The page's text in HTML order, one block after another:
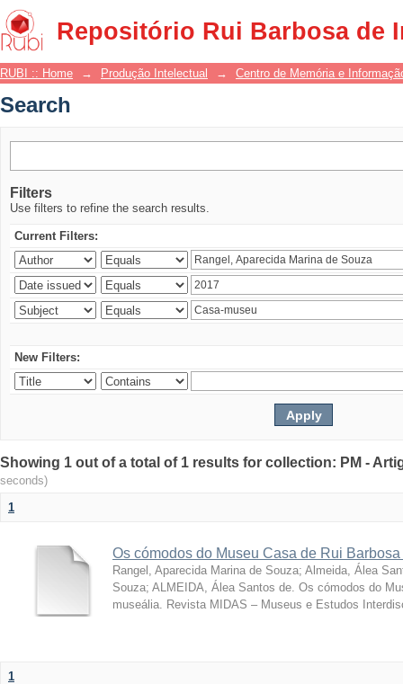
Repositório Rui Barbosa de
Search
RUBI :: Home → Produção Intelectual → Centro de Memória e
Search
Filters
Use filters to refine the search results.
Current Filters:
New Filters:
Showing 1 out of a total of 1 results for collection: PM -
seconds)
1
Os cómodos do Museu Casa de Rui
Rangel, Aparecida Marina de Souza; Almeida, Álea
Souza; ALMEIDA, Álea Santos de. Os cómodos do
museália. Revista MIDAS – Museus e Estudos
1